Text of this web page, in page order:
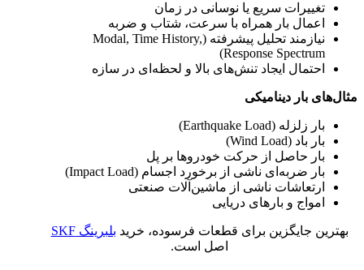
تغییرات سریع یا نوسانی در زمان
اعمال بار همراه با سرعت، شتاب و ضربه
نیازمند تحلیل پیشرفته (Modal, Time History,
Response Spectrum)
احتمال ایجاد تنش‌های بالا و لحظه‌ای در سازه
مثال‌های بار دینامیکی
بار زلزله (Earthquake Load)
بار باد (Wind Load)
بار حاصل از حرکت خودروها بر پل
بار ضربه‌ای ناشی از برخورد اجسام (Impact Load)
ارتعاشات ناشی از ماشین‌آلات صنعتی
امواج و بارهای دریایی
بهترین جایگزین برای قطعات فرسوده، خرید بلبرینگ SKF
اصل است.